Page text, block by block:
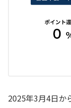
2025年3月4日か